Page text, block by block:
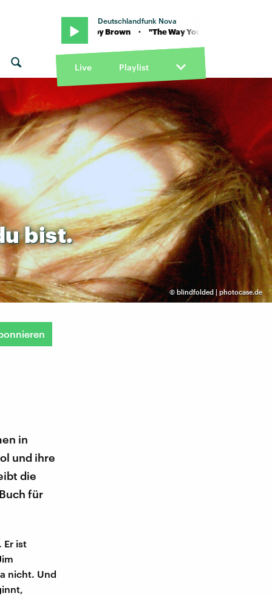
Deutschlandfunk Nova
feat. Sleepy Brown · "The Way You Move" von OutKast feat.
Live Playlist
© blindfolded | photocase.de
bist.
in
und ihre
die
für
Er ist
nicht. Und